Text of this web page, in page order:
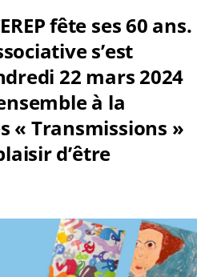
fête ses 60 ans.
s’est
22 mars 2024
à la
« Transmissions »
d’être